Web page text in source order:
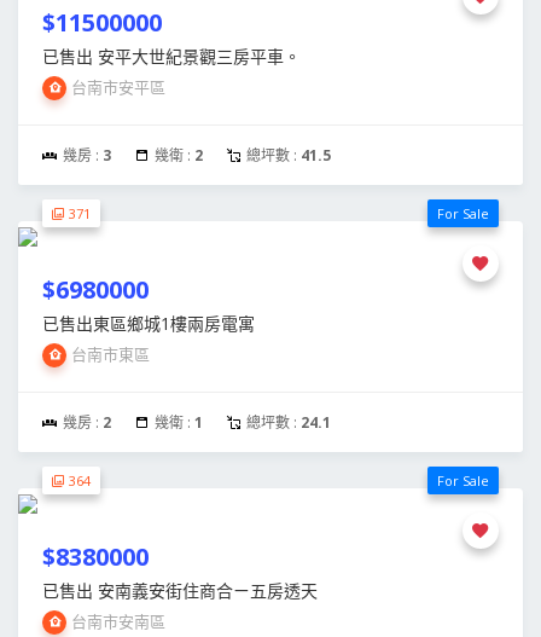
$11500000
已售出 安平大世紀景觀三房平車。
台南市安平區
幾房 : 3 幾衛 : 2 總坪數 : 41.5
371 For Sale
$6980000
已售出東區鄉城1樓兩房電寓
台南市東區
幾房 : 2 幾衛 : 1 總坪數 : 24.1
364 For Sale
$8380000
已售出 安南義安街住商合ㄧ五房透天
台南市安南區